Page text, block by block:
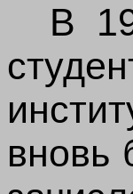
В
вновь